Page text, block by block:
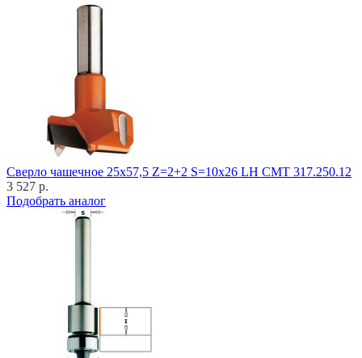
Cверло чашечное 25x57,5 Z=2+2 S=10x26 LH CMT 317.250.12
3 527 р.
Подобрать аналог